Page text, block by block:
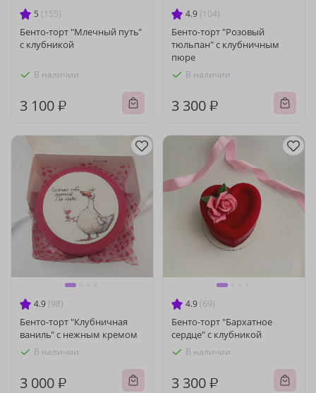
5 (155)
Бенто-торт "Млечный путь"
с клубникой
В наличии
3 100 ₽
4.9 (104)
Бенто-торт "Розовый
тюльпан" с клубничным
пюре
В наличии
3 300 ₽
4.9 (98)
Бенто-торт "Клубничная
ваниль" с нежным кремом
В наличии
3 000 ₽
4.9 (69)
Бенто-торт "Бархатное
сердце" с клубникой
В наличии
3 300 ₽